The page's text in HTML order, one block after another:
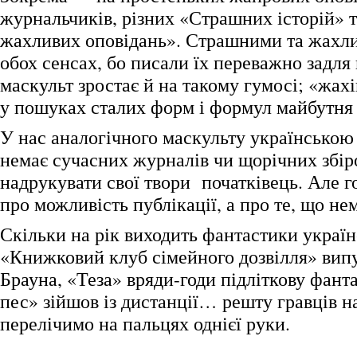
журнальчиків, різних «Страшних історій»
жахливих оповідань». Страшними та
обох сенсах, бо писали їх переважно
маскульт зростає й на такому гумосі;
у пошуках сталих форм і формул майбутня
У нас аналогічного маскульту
немає сучасних журналів чи щорічних
надрукувати свої твори початківець. Але
про можливість публікації, а про те, що
Скільки на рік виходить фантастики
«Книжковий клуб сімейного дозвілля»
Брауна, «Теза» вряди-годи підліткову
пес» зійшов із дистанції… решту гравців
перелічимо на пальцях однієї руки.